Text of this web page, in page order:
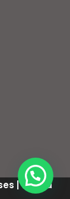
| Zauca